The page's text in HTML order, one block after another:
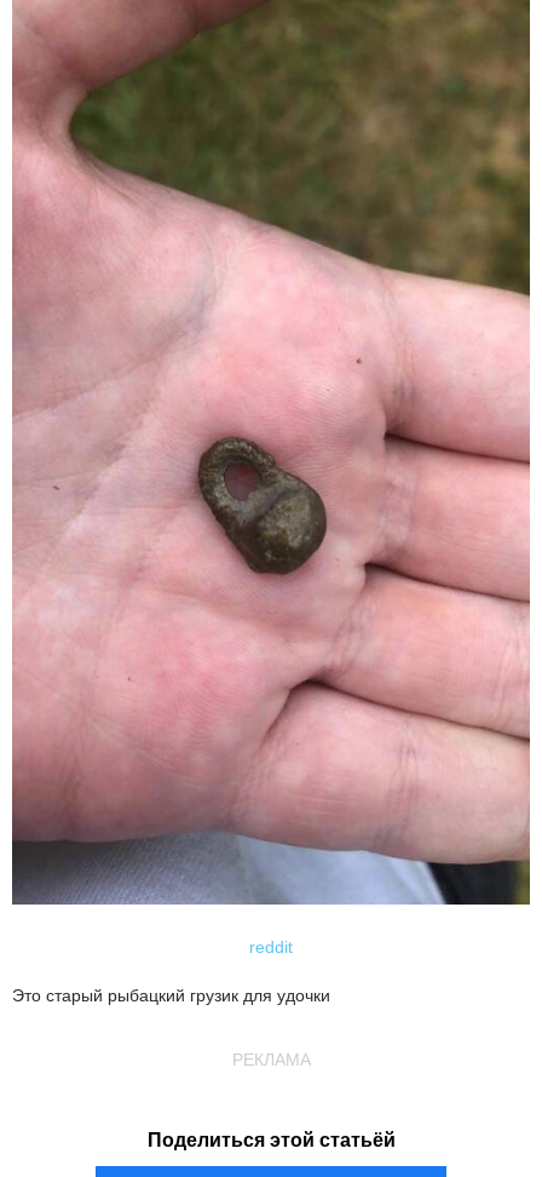
reddit
Это старый рыбацкий грузик для удочки
РЕКЛАМА
Поделиться этой статьёй